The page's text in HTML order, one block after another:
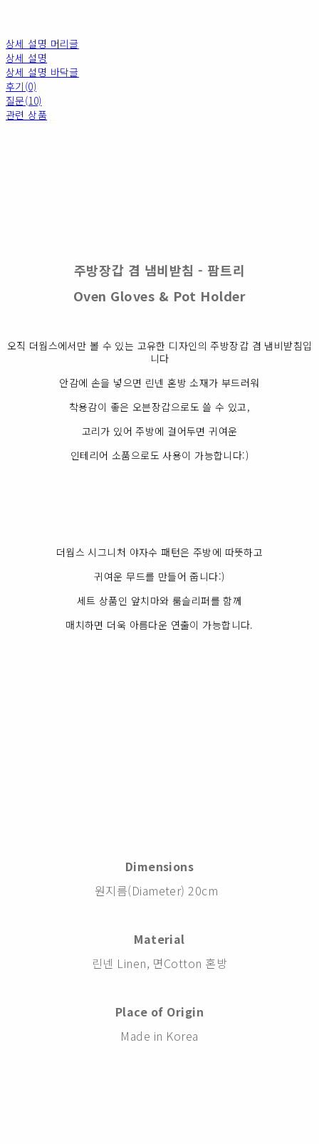
상세 설명 머리글
상세 설명
상세 설명 바닥글
후기(0)
질문(10)
관련 상품
주방장갑 겸 냄비받침 - 팜트리
Oven Gloves & Pot Holder
오직 더웜스에서만 볼 수 있는 고유한 디자인의 주방장갑 겸 냄비받침입
니다
안감에 손을 넣으면 린넨 혼방 소재가 부드러워
착용감이 좋은 오븐장갑으로도 쓸 수 있고,
고리가 있어 주방에 걸어두면 귀여운
인테리어 소품으로도 사용이 가능합니다:)
더웜스 시그니처 야자수 패턴은 주방에 따뜻하고
귀여운 무드를 만들어 줍니다:)
세트 상품인 앞치마와 룸슬리퍼를 함께
매치하면 더욱 아름다운 연출이 가능합니다.
Dimensions
원지름(Diameter) 20cm
Material
린넨 Linen, 면Cotton 혼방
Place of Origin
Made in Korea